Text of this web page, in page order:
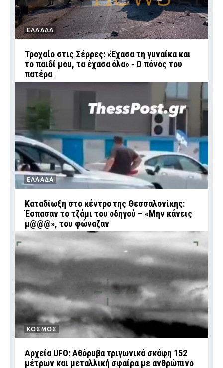
ΕΛΛΑΔΑ
Τροχαίο στις Σέρρες: «Έχασα τη γυναίκα και
το παιδί μου, τα έχασα όλα» ‑ Ο πόνος του
πατέρα
ΕΛΛΑΔΑ
Καταδίωξη στο κέντρο της Θεσσαλονίκης:
Έσπασαν το τζάμι του οδηγού – «Μην κάνεις
μ@@@», του φώναζαν
ΚΟΣΜΟΣ
Αρχεία UFO: Αθόρυβα τριγωνικά σκάφη 152
μέτρων και μεταλλική σφαίρα με ανθρώπινο